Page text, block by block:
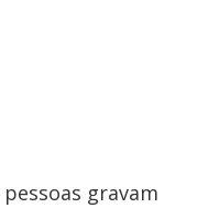
gravam